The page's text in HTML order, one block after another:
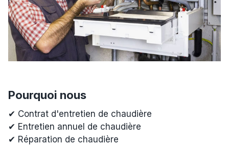
Pourquoi nous
✔ Contrat d'entretien de chaudière
✔ Entretien annuel de chaudière
✔ Réparation de chaudière